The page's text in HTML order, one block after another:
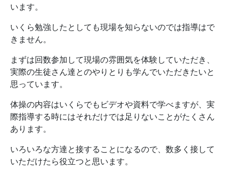
います。
いくら勉強したとしても現場を知らないのでは指導はで
きません。
まずは回数参加して現場の雰囲気を体験していただき、
実際の生徒さん達とのやりとりも学んでいただきたいと
思っています。
体操の内容はいくらでもビデオや資料で学べますが、実
際指導する時にはそれだけでは足りないことがたくさん
あります。
いろいろな方達と接することになるので、数多く接して
いただけたら役立つと思います。